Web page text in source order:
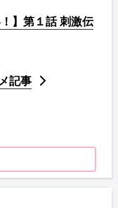
】第１話 刺激伝
記事